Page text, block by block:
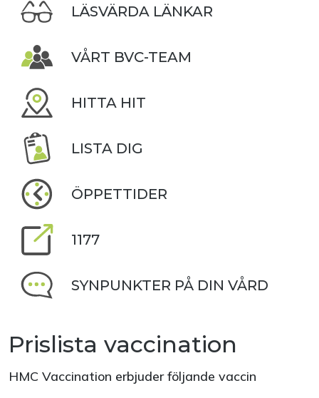
LÄSVÄRDA LÄNKAR
VÅRT BVC-TEAM
HITTA HIT
LISTA DIG
ÖPPETTIDER
1177
SYNPUNKTER PÅ DIN VÅRD
Prislista vaccination
HMC Vaccination erbjuder följande vaccin